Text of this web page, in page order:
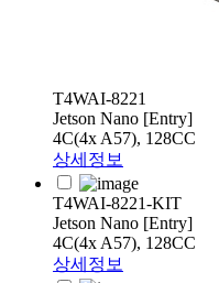
T4WAI-8221
Jetson Nano [Entry]
4C(4x A57), 128CC
상세정보
T4WAI-8221-KIT
Jetson Nano [Entry]
4C(4x A57), 128CC
상세정보